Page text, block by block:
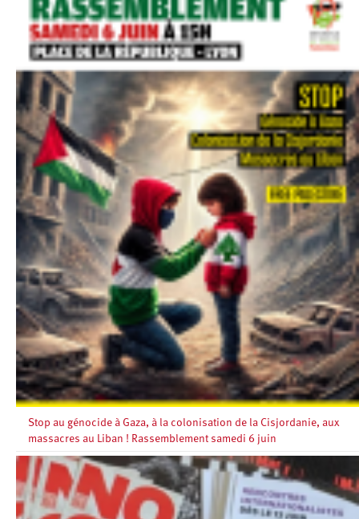
Stop au génocide à Gaza, à la colonisation de la Cisjordanie, aux
massacres au Liban ! Rassemblement samedi 6 juin